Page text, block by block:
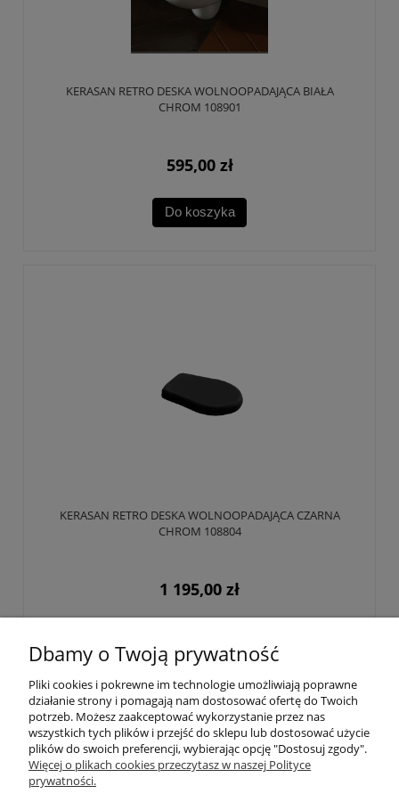
KERASAN RETRO DESKA WOLNOOPADAJĄCA BIAŁA
CHROM 108901
595,00 zł
Do koszyka
KERASAN RETRO DESKA WOLNOOPADAJĄCA CZARNA
CHROM 108804
1 195,00 zł
« 1 2 3 »
POLECANE POZYCJE
Dbamy o Twoją prywatność
Pliki cookies i pokrewne im technologie umożliwiają poprawne
działanie strony i pomagają nam dostosować ofertę do Twoich
potrzeb. Możesz zaakceptować wykorzystanie przez nas
wszystkich tych plików i przejść do sklepu lub dostosować użycie
plików do swoich preferencji, wybierając opcję "Dostosuj zgody".
Więcej o plikach cookies przeczytasz w naszej Polityce
prywatności.